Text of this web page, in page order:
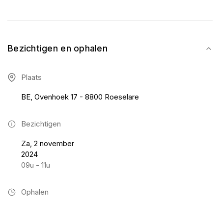
Bezichtigen en ophalen
Plaats
BE, Ovenhoek 17 - 8800 Roeselare
Bezichtigen
Za, 2 november
2024
09u - 11u
Ophalen